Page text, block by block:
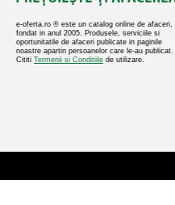
e-oferta.ro ® este un catalog online de afaceri,
fondat in anul 2005. Produsele, serviciile si
oportunitatile de afaceri publicate in paginile
noastre apartin persoanelor care le-au publicat.
Cititi Termenii si Conditiile de utilizare.